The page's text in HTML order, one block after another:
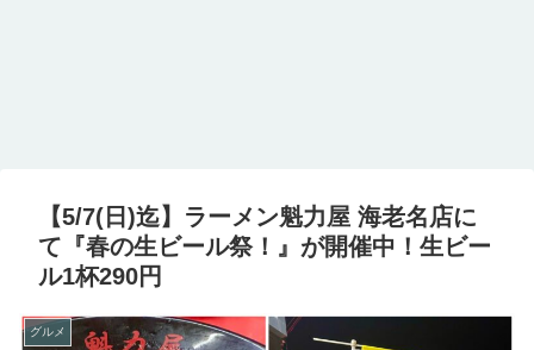
【5/7(日)迄】ラーメン魁力屋 海老名店に
て『春の生ビール祭！』が開催中！生ビー
ル1杯290円
グルメ